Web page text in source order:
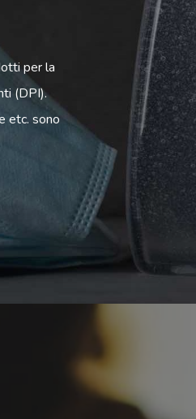
per la
(DPI).
etc. sono